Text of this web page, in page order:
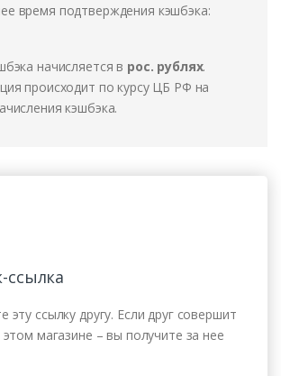
время подтверждения кэшбэка:
начисляется в рос. рублях.
происходит по курсу ЦБ РФ на
кэшбэка.
ссылка
эту ссылку другу. Если друг совершит
этом магазине – вы получите за нее